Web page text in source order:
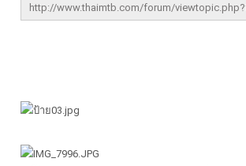
http://www.thaimtb.com/forum/